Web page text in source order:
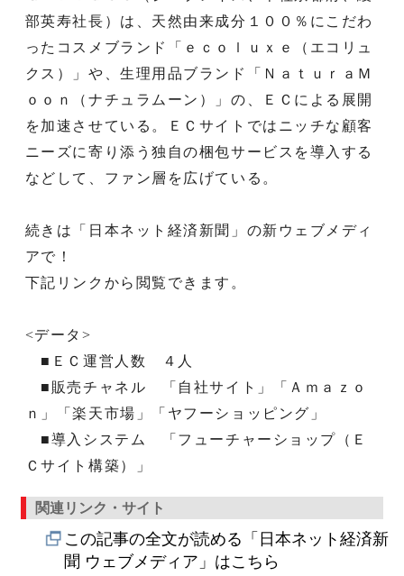
部英寿社長）は、天然由来成分１００％にこだわ
ったコスメブランド「ｅｃｏｌｕｘｅ（エコリュ
クス）」や、生理用品ブランド「ＮａｔｕｒａＭ
ｏｏｎ（ナチュラムーン）」の、ＥＣによる展開
を加速させている。ＥＣサイトではニッチな顧客
ニーズに寄り添う独自の梱包サービスを導入する
などして、ファン層を広げている。
続きは「日本ネット経済新聞」の新ウェブメディ
アで！
下記リンクから閲覧できます。
<データ>
■ＥＣ運営人数 ４人
■販売チャネル 「自社サイト」「Ａｍａｚｏ
ｎ」「楽天市場」「ヤフーショッピング」
■導入システム 「フューチャーショップ（Ｅ
Ｃサイト構築）」
関連リンク・サイト
この記事の全文が読める「日本ネット経済新
聞 ウェブメディア」はこちら